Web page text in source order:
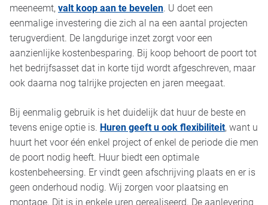
meeneemt, valt koop aan te bevelen. U doet een
eenmalige investering die zich al na een aantal projecten
terugverdient. De langdurige inzet zorgt voor een
aanzienlijke kostenbesparing. Bij koop behoort de poort tot
het bedrijfsasset dat in korte tijd wordt afgeschreven, maar
ook daarna nog talrijke projecten en jaren meegaat.
Bij eenmalig gebruik is het duidelijk dat huur de beste en
tevens enige optie is. Huren geeft u ook flexibiliteit, want u
huurt het voor één enkel project of enkel de periode die men
de poort nodig heeft. Huur biedt een optimale
kostenbeheersing. Er vindt geen afschrijving plaats en er is
geen onderhoud nodig. Wij zorgen voor plaatsing en
montage. Dit is in enkele uren gerealiseerd. De aanlevering